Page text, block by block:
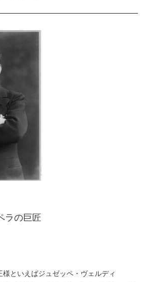
ラの巨匠
といえばジュゼッペ・ヴェルディ